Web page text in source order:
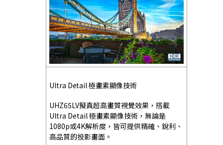
Ultra Detail 極畫素顯像技術
UHZ65LV擬真超高畫質視覺效果，搭載
Ultra Detail 極畫素顯像技術，無論是
1080p或4K解析度，皆可提供精確、銳利、
高品質的投影畫面。